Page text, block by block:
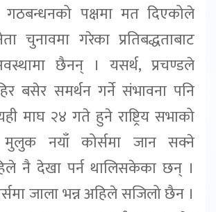
पक्षमा मत दिएकोले
चुनावमा गरेका प्रतिबद्धताबाट
छैनन् । यसर्थ, प्रचण्डले
बसेर समर्थन गर्ने संभावना पनि
माघ २४ गते हुने राष्ट्रिय सभाको
मुलुक नयाँ कोर्समा जान सक्ने
नै देखा पर्न थालिसकेका छन् ।
जाला भन्न अहिले सजिलो छैन ।